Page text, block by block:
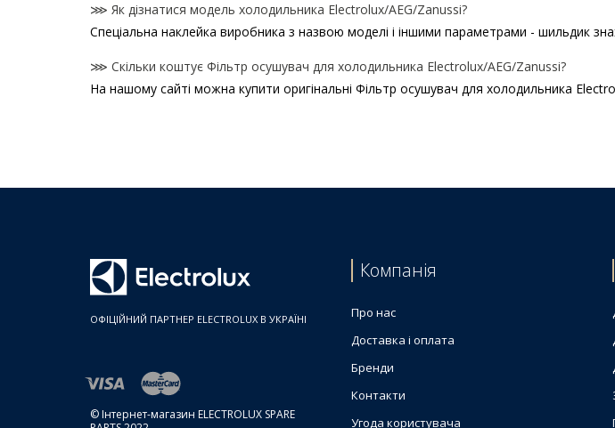
⋙ Як дізнатися модель холодильника Electrolux/AEG/Zanussi?
Спеціальна наклейка виробника з назвою моделі і іншими параметрами - шильдик
⋙ Скільки коштує Фільтр осушувач для холодильника Electrolux/AEG/Zanussi?
На нашому сайті можна купити оригінальні Фільтр осушувач для холодильника
Фільтр-осушувач мідний для холодильника Electrolux 2425316128
Фільтр-осушувач мідний для холодильника Electrolux 2425315104
Фільтр-осушувач мідний для холодильника Electrolux 4055144598
ОФІЦІЙНИЙ ПАРТНЕР ELECTROLUX В УКРАЇНІ
© Інтернет-магазин ELECTROLUX SPARE
Компанія
Про нас
Доставка і оплата
Бренди
Контакти
Угода користувача